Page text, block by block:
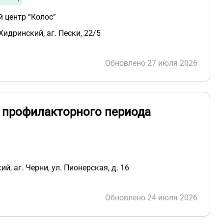
“Колос”
аг. Пески, 22/5
Обновлено 27 июля 2026
периода
аг. Черни, ул. Пионерская, д. 16
Обновлено 24 июля 2026